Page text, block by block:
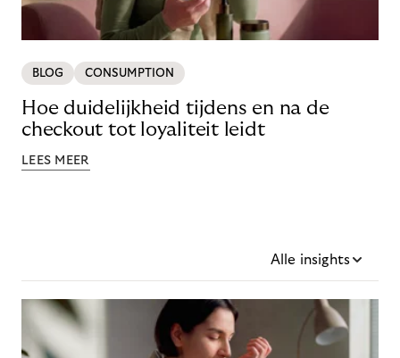
BLOG CONSUMPTION
Hoe duidelijkheid tijdens en na de
checkout tot loyaliteit leidt
LEES MEER
Alle insights